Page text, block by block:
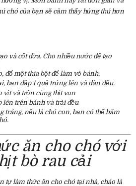
chó của bạn sẽ cảm thấy hứng thú hơn
và cốt dừa. Cho nhiều nước để tạo
đổ một thìa bột để làm vỏ bánh.
bạn đập 1 quả trứng lên và dàn đều.
vịt và trộn cùng thịt vụn
lên trên bánh và trải đều
tráng, nếu là chó con, bạn có thể băm
ăn cho chó với
bò rau cải
tự làm thức ăn cho chó tại nhà, cháo là